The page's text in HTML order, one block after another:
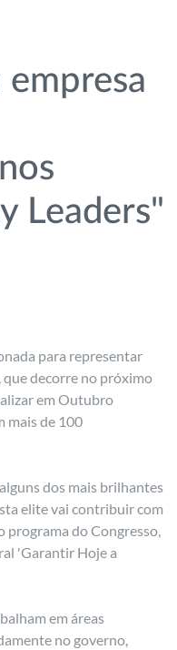
empresa
Leaders"
para representar
que decorre no próximo
em Outubro
mais de 100
dos mais brilhantes
elite vai contribuir com
programa do Congresso,
'Garantir Hoje a
em áreas
no governo,